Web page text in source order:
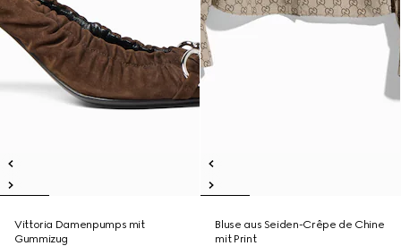
Vittoria Damenpumps mit
Gummizug
Bluse aus Seiden-Crêpe de Chine
mit Print